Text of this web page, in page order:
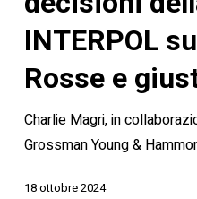
CCF
di
su
Notifiche
INTERPOL
Rosse e
Charlie Magri, in
Grossman Young &
18 ottobre 2024